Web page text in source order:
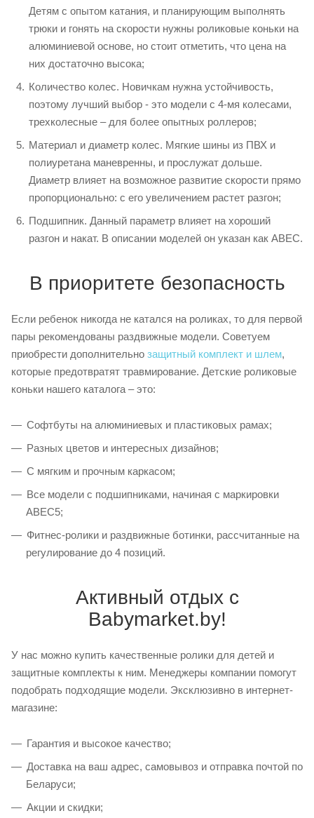
Детям с опытом катания, и планирующим выполнять
трюки и гонять на скорости нужны роликовые коньки на
алюминиевой основе, но стоит отметить, что цена на
них достаточно высока;
Количество колес. Новичкам нужна устойчивость,
поэтому лучший выбор - это модели с 4-мя колесами,
трехколесные – для более опытных роллеров;
Материал и диаметр колес. Мягкие шины из ПВХ и
полиуретана маневренны, и прослужат дольше.
Диаметр влияет на возможное развитие скорости прямо
пропорционально: с его увеличением растет разгон;
Подшипник. Данный параметр влияет на хороший
разгон и накат. В описании моделей он указан как ABEC.
В приоритете безопасность
Если ребенок никогда не катался на роликах, то для первой
пары рекомендованы раздвижные модели. Советуем
приобрести дополнительно защитный комплект и шлем,
которые предотвратят травмирование. Детские роликовые
коньки нашего каталога – это:
Софтбуты на алюминиевых и пластиковых рамах;
Разных цветов и интересных дизайнов;
С мягким и прочным каркасом;
Все модели с подшипниками, начиная с маркировки
ABEC5;
Фитнес-ролики и раздвижные ботинки, рассчитанные на
регулирование до 4 позиций.
Активный отдых с
Babymarket.by!
У нас можно купить качественные ролики для детей и
защитные комплекты к ним. Менеджеры компании помогут
подобрать подходящие модели. Эксклюзивно в интернет-
магазине:
Гарантия и высокое качество;
Доставка на ваш адрес, самовывоз и отправка почтой по
Беларуси;
Акции и скидки;